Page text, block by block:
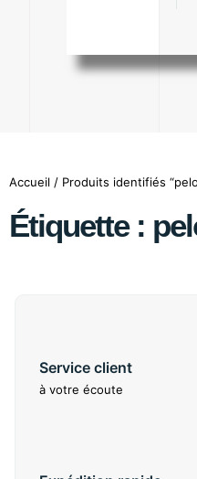
Accueil / Produits identifiés
Étiquette :
Service client
à votre écoute